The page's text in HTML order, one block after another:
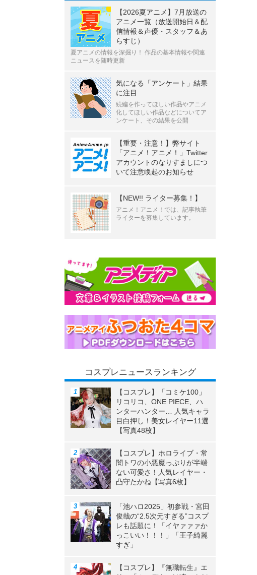
【2026夏アニメ】7月放送の
アニメ一覧（放送開始日＆配
信情報＆声優・スタッフ＆あ
らすじ）
夏アニメの情報を深掘り！ 作品の基本情報や関連
ニュースを随時更新
気になる「アンケート」結果
に注目
続編を作ってほしい作品やアニメ
化してほしい作品などについてア
ンケート、その結果を公開
【重要・注意！】弊サイト
「アニメ！アニメ！」Twitter
アカウントのなりすましにつ
いて注意喚起のお知らせ
【NEW!! ライター募集！】
アニメ！アニメ！では、記事執筆
ライターを募集しています。
コスプレニュースランキング
【コスプレ】「コミケ100」
リコリコ、ONE PIECE、ハ
ンターハンター… 人気キャラ
目白押し！美女レイヤー11選
【写真48枚】
【コスプレ】ホロライブ・常
闇トワの小悪魔っぷりが半端
ない可愛さ！人気レイヤー・
凸守たかね【写真6枚】
「池ハロ2025」初参戦・宮田
俊哉の“2.5次元すぎる”コスプ
レも話題に！「イヤァァァか
っこいい！！！」「王子綺麗
すぎ」
【コスプレ】『無職転生』エ